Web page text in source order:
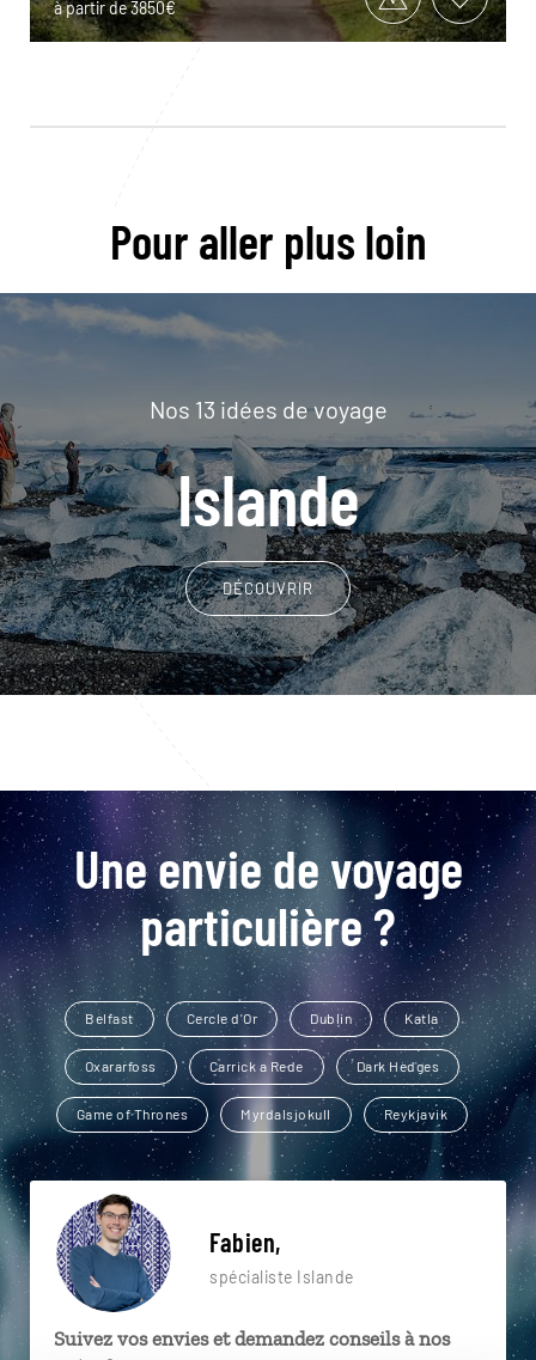
à partir de 3850€
Pour aller plus loin
Nos 13 idées de voyage
Islande
DÉCOUVRIR
Une envie de voyage
particulière ?
Belfast Cercle d'Or Dublin Katla
Oxararfoss Carrick a Rede Dark Hedges
Game of Thrones Myrdalsjokull Reykjavik
Fabien,
spécialiste Islande
Suivez vos envies et demandez conseils à nos